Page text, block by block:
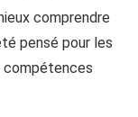
comprendre
pensé pour les
compétences